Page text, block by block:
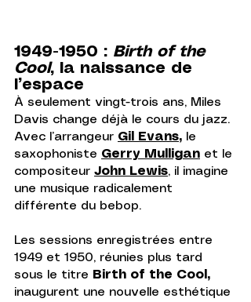
1949-1950 : Birth of the
Cool, la naissance de
l’espace
À seulement vingt-trois ans, Miles
Davis change déjà le cours du jazz.
Avec l’arrangeur Gil Evans, le
saxophoniste Gerry Mulligan et le
compositeur John Lewis, il imagine
une musique radicalement
différente du bebop.
Les sessions enregistrées entre
1949 et 1950, réunies plus tard
sous le titre Birth of the Cool,
inaugurent une nouvelle esthétique